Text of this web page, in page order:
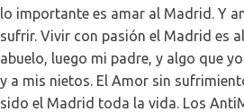
lo importante es amar al Madrid. Y
sufrir. Vivir con pasión el Madrid es
abuelo, luego mi padre, y algo que
y a mis nietos. El Amor sin
sido el Madrid toda la vida. Los